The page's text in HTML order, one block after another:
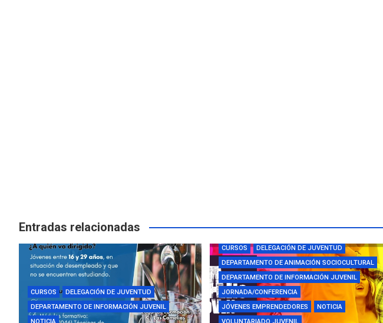
Entradas relacionadas
CURSOS
DELEGACIÓN DE JUVENTUD
DEPARTAMENTO DE INFORMACIÓN JUVENIL
CURSOS
DELEGACIÓN DE JUVENTUD
DEPARTAMENTO DE ANIMACIÓN SOCIOCULTURAL
DEPARTAMENTO DE INFORMACIÓN JUVENIL
JORNADA/CONFERENCIA
JÓVENES EMPRENDEDORES
NOTICIA